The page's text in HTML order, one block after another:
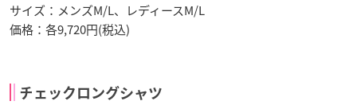
サイズ：メンズM/L、レディースM/L
価格：各9,720円(税込)
チェックロングシャツ